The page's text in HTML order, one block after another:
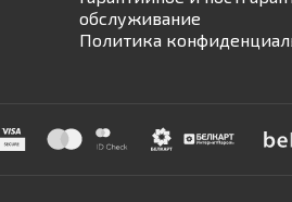
обслуживание
Политика